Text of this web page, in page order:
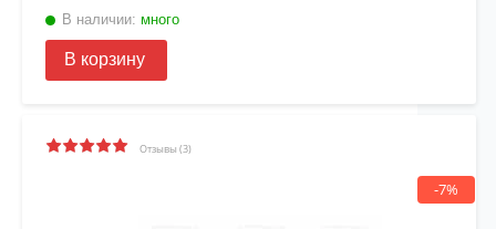
В наличии: много
В корзину
Отзывы (3)
-7%